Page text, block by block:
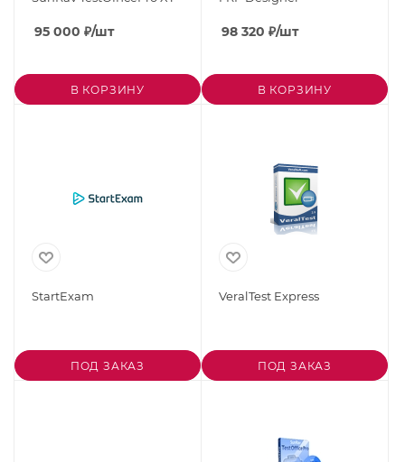
95 000 ₽/шт
В КОРЗИНУ
98 320 ₽/шт
В КОРЗИНУ
StartExam
ПОД ЗАКАЗ
VeralTest Express
ПОД ЗАКАЗ